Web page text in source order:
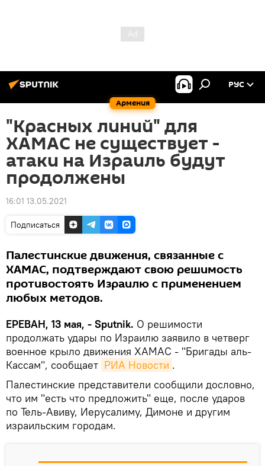
Армения
РУС
"Красных линий" для
ХАМАС не существует -
атаки на Израиль будут
продолжены
16:01 13.05.2021
Подписаться
Палестинские движения, связанные с
ХАМАС, подтверждают свою решимость
противостоять Израилю с применением
любых методов.
ЕРЕВАН, 13 мая, - Sputnik. О решимости
продолжать удары по Израилю заявило в четверг
военное крыло движения ХАМАС - "Бригады аль-
Кассам", сообщает РИА Новости .
Палестинские представители сообщили дословно,
что им "есть что предложить" еще, после ударов
по Тель-Авиву, Иерусалиму, Димоне и другим
израильским городам.